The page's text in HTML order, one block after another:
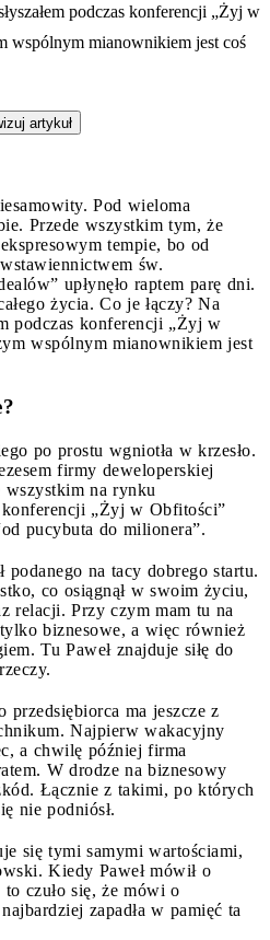
podczas konferencji „Żyj w
wspólnym mianownikiem jest coś
artykuł
Pod wieloma
Przede wszystkim tym, że
tempie, bo od
św.
upłynęło raptem parę dni.
życia. Co je łączy? Na
podczas konferencji „Żyj w
wspólnym mianownikiem jest
po prostu wgniotła w krzesło.
firmy deweloperskiej
wszystkim na rynku
„Żyj w Obfitościˮ
pucybuta do milionera”.
na tacy dobrego startu.
co osiągnął w swoim życiu,
relacji. Przy czym mam tu na
biznesowe, a więc również
Tu Paweł znajduje siłę do
przedsiębiorca ma jeszcze z
Najpierw wakacyjny
a chwilę później firma
W drodze na biznesowy
Łącznie z takimi, po których
nie podniósł.
się tymi samymi wartościami,
Kiedy Paweł mówił o
czuło się, że mówi o
zapadła w pamięć ta